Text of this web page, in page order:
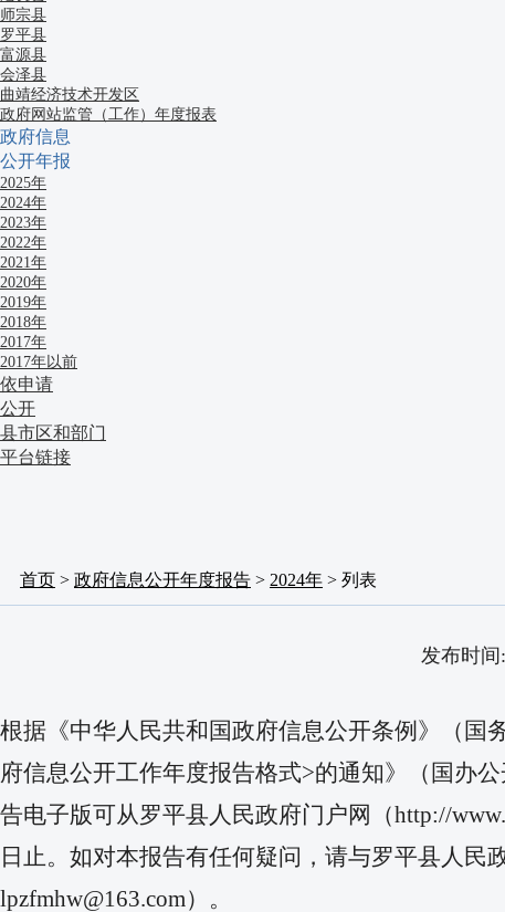
师宗县
罗平县
富源县
会泽县
曲靖经济技术开发区
政府网站监管（工作）年度报表
政府信息
公开年报
2025年
2024年
2023年
2022年
2021年
2020年
2019年
2018年
2017年
2017年以前
依申请
公开
县市区和部门
平台链接
首页 > 政府信息公开年度报告 > 2024年 > 列表
发布时
根据《中华人民共和国政府信息公开条例》（国
府信息公开工作年度报告格式>的通知》（国办
告电子版可从罗平县人民政府门户网（http://
日止。如对本报告有任何疑问，请与罗平县人民
lpzfmhw@163.com）。